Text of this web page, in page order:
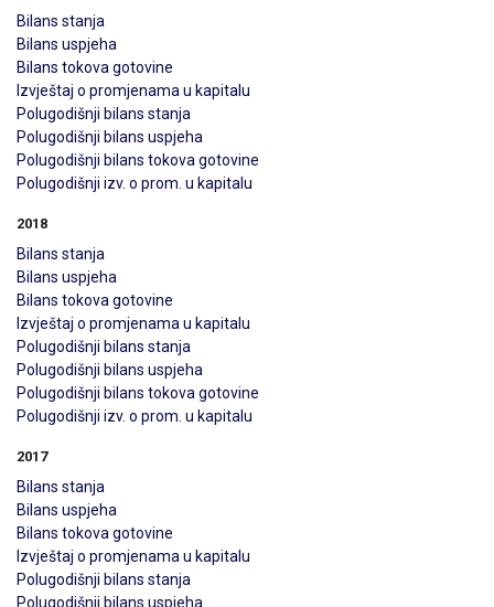
Bilans stanja
Bilans uspjeha
Bilans tokova gotovine
Izvještaj o promjenama u kapitalu
Polugodišnji bilans stanja
Polugodišnji bilans uspjeha
Polugodišnji bilans tokova gotovine
Polugodišnji izv. o prom. u kapitalu
2018
Bilans stanja
Bilans uspjeha
Bilans tokova gotovine
Izvještaj o promjenama u kapitalu
Polugodišnji bilans stanja
Polugodišnji bilans uspjeha
Polugodišnji bilans tokova gotovine
Polugodišnji izv. o prom. u kapitalu
2017
Bilans stanja
Bilans uspjeha
Bilans tokova gotovine
Izvještaj o promjenama u kapitalu
Polugodišnji bilans stanja
Polugodišnji bilans uspjeha